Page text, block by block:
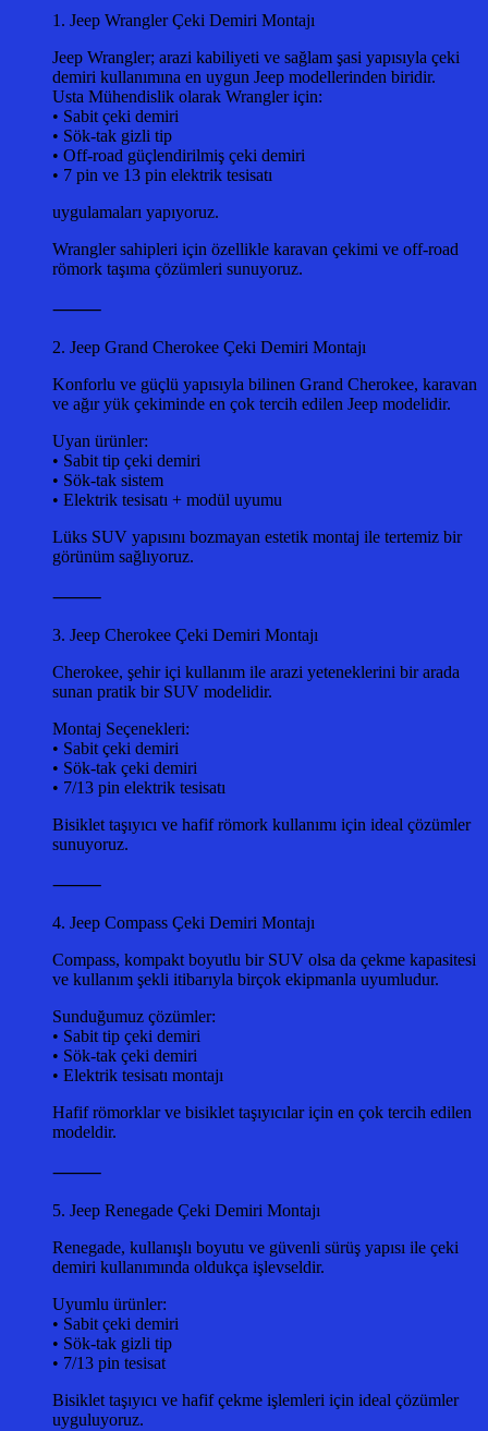
1. Jeep Wrangler Çeki Demiri Montajı
Jeep Wrangler; arazi kabiliyeti ve sağlam şasi yapısıyla çeki
demiri kullanımına en uygun Jeep modellerinden biridir.
Usta Mühendislik olarak Wrangler için:
• Sabit çeki demiri
• Sök-tak gizli tip
• Off-road güçlendirilmiş çeki demiri
• 7 pin ve 13 pin elektrik tesisatı
uygulamaları yapıyoruz.
Wrangler sahipleri için özellikle karavan çekimi ve off-road
römork taşıma çözümleri sunuyoruz.
⸻
2. Jeep Grand Cherokee Çeki Demiri Montajı
Konforlu ve güçlü yapısıyla bilinen Grand Cherokee, karavan
ve ağır yük çekiminde en çok tercih edilen Jeep modelidir.
Uyan ürünler:
• Sabit tip çeki demiri
• Sök-tak sistem
• Elektrik tesisatı + modül uyumu
Lüks SUV yapısını bozmayan estetik montaj ile tertemiz bir
görünüm sağlıyoruz.
⸻
3. Jeep Cherokee Çeki Demiri Montajı
Cherokee, şehir içi kullanım ile arazi yeteneklerini bir arada
sunan pratik bir SUV modelidir.
Montaj Seçenekleri:
• Sabit çeki demiri
• Sök-tak çeki demiri
• 7/13 pin elektrik tesisatı
Bisiklet taşıyıcı ve hafif römork kullanımı için ideal çözümler
sunuyoruz.
⸻
4. Jeep Compass Çeki Demiri Montajı
Compass, kompakt boyutlu bir SUV olsa da çekme kapasitesi
ve kullanım şekli itibarıyla birçok ekipmanla uyumludur.
Sunduğumuz çözümler:
• Sabit tip çeki demiri
• Sök-tak çeki demiri
• Elektrik tesisatı montajı
Hafif römorklar ve bisiklet taşıyıcılar için en çok tercih edilen
modeldir.
⸻
5. Jeep Renegade Çeki Demiri Montajı
Renegade, kullanışlı boyutu ve güvenli sürüş yapısı ile çeki
demiri kullanımında oldukça işlevseldir.
Uyumlu ürünler:
• Sabit çeki demiri
• Sök-tak gizli tip
• 7/13 pin tesisat
Bisiklet taşıyıcı ve hafif çekme işlemleri için ideal çözümler
uyguluyoruz.